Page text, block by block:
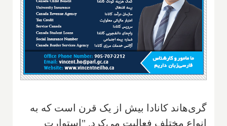
گری‌هاند کانادا بیش از یک قرن است که به
انواع مختلف فعالیت می‌کرد. "استوارت